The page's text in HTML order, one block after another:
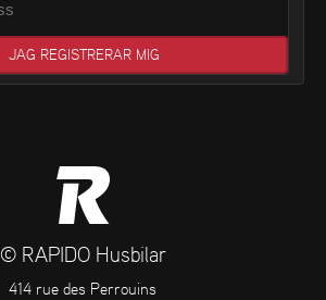
© RAPIDO Husbilar
414 rue des Perrouins